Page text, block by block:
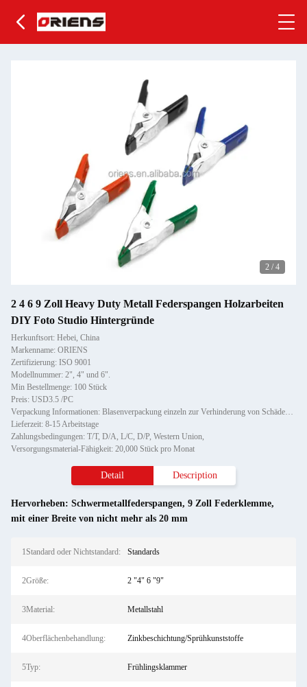
2 / 4
2 4 6 9 Zoll Heavy Duty Metall Federspangen Holzarbeiten
DIY Foto Studio Hintergründe
Herkunftsort: Hebei, China
Markenname: ORIENS
Zertifizierung: ISO 9001
Modellnummer: 2", 4" und 6".
Min Bestellmenge: 100 Stück
Preis: USD3.5 /PC
Verpackung Informationen: Blasenverpackung einzeln zur Verhinderung von Schäden und Kratzern beim Transport, anschließend in K
Lieferzeit: 8-15 Arbeitstage
Zahlungsbedingungen: T/T, D/A, L/C, D/P, Western Union,
Versorgungsmaterial-Fähigkeit: 20,000 Stück pro Monat
Detail Description
Hervorheben: Schwermetallfederspangen, 9 Zoll Federklemme,
mit einer Breite von nicht mehr als 20 mm
1Standard oder Nichtstandard: Standards
2Größe: 2 "4" 6 "9"
3Material: Metallstahl
4Oberflächenbehandlung: Zinkbeschichtung/Sprühkunststoffe
5Typ: Frühlingsklammer